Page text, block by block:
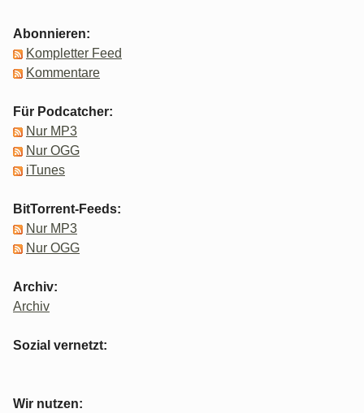
Abonnieren:
Kompletter Feed
Kommentare
Für Podcatcher:
Nur MP3
Nur OGG
iTunes
BitTorrent-Feeds:
Nur MP3
Nur OGG
Archiv:
Archiv
Sozial vernetzt:
Wir nutzen: